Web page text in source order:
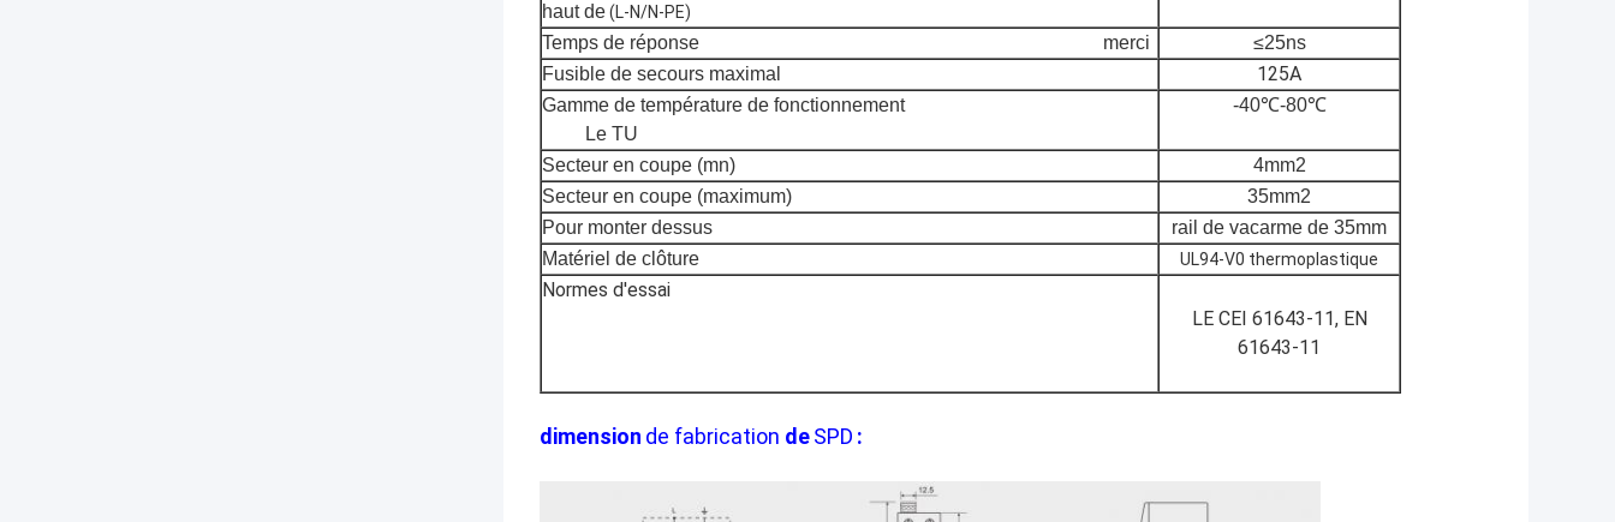
haut de(L-N/N-PE)
Temps de réponse merci
≤25ns
Fusible de secours maximal
125A
Gamme de température de fonctionnement
Le TU
-40℃-80℃
Secteur en coupe (mn)
4mm2
Secteur en coupe (maximum)
35mm2
Pour monter dessus
rail de vacarme de 35mm
Matériel de clôture
UL94-V0 thermoplastique
Normes d'essai
LE CEI 61643-11, EN
61643-11
dimension de fabrication deSPD :